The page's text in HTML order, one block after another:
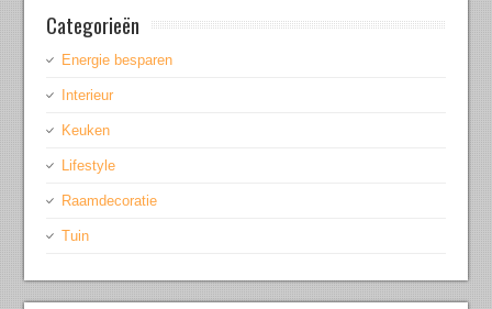
Categorieën
Energie besparen
Interieur
Keuken
Lifestyle
Raamdecoratie
Tuin